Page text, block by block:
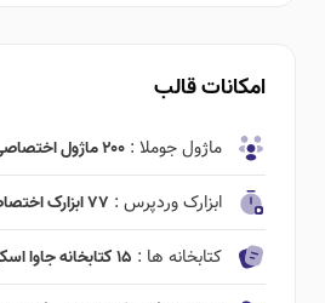
امکانات قالب
ماژول جوملا : ۲۰۰ ماژول اختصاصی
ابزارک وردپرس : ۷۷ ابزارک اختصاصی
کتابخانه ها : ۱۵ کتابخانه جاوا اسکریپت